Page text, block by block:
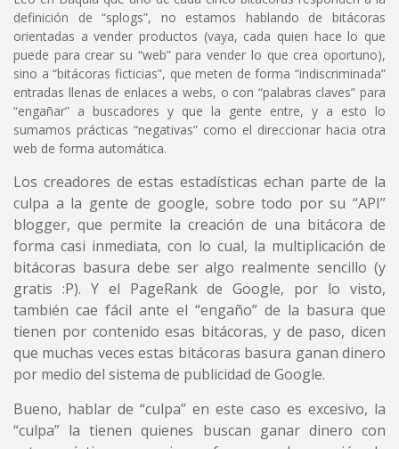
definición de “splogs”, no estamos hablando de bitácoras
orientadas a vender productos (vaya, cada quien hace lo que
puede para crear su “web” para vender lo que crea oportuno),
sino a “bitácoras ficticias”, que meten de forma “indiscriminada”
entradas llenas de enlaces a webs, o con “palabras claves” para
“engañar” a buscadores y que la gente entre, y a esto lo
sumamos prácticas “negativas” como el direccionar hacia otra
web de forma automática.
Los creadores de estas estadísticas echan parte de la
culpa a la gente de google, sobre todo por su “API”
blogger, que permite la creación de una bitácora de
forma casi inmediata, con lo cual, la multiplicación de
bitácoras basura debe ser algo realmente sencillo (y
gratis :P). Y el PageRank de Google, por lo visto,
también cae fácil ante el “engaño” de la basura que
tienen por contenido esas bitácoras, y de paso, dicen
que muchas veces estas bitácoras basura ganan dinero
por medio del sistema de publicidad de Google.
Bueno, hablar de “culpa” en este caso es excesivo, la
“culpa” la tienen quienes buscan ganar dinero con